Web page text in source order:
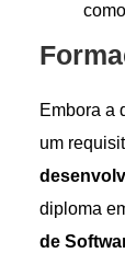
Embora a
um
diploma
de